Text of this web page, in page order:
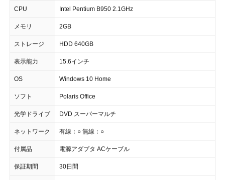
CPU Intel Pentium B950 2.1GHz
メモリ 2GB
ストレージ HDD 640GB
表示能力 15.6インチ
OS Windows 10 Home
ソフト Polaris Office
光学ドライブ DVD スーパーマルチ
ネットワーク 有線：○ 無線：○
付属品 電源アダプタ ACケーブル
保証期間 30日間